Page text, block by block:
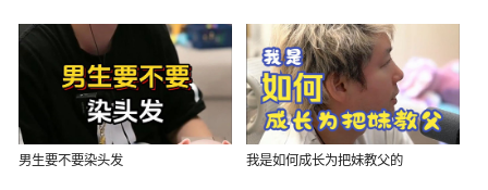
男生要不要染头发 我是如何成长为把妹教父的